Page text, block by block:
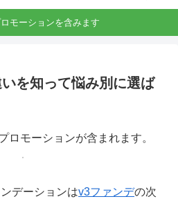
モーションを含みます
を知って悩み別に選ば
ロモーションが含まれます。
デーションはv3ファンデの次